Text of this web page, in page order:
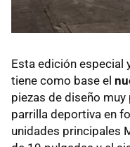
Esta edición especial
tiene como base el
piezas de diseño
parrilla deportiva en
unidades principales